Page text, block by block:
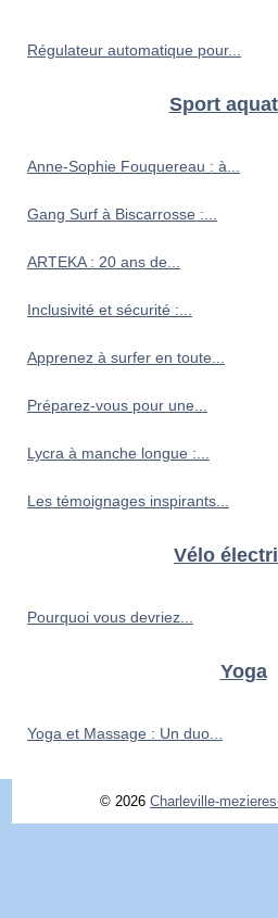
Régulateur automatique pour...
Sport
Anne-Sophie Fouquereau : à...
Gang Surf à Biscarrosse :...
ARTEKA : 20 ans de...
Inclusivité et sécurité :...
Apprenez à surfer en toute...
Préparez-vous pour une...
Lycra à manche longue :...
Les témoignages inspirants...
Vélo
Pourquoi vous devriez...
Yoga
Yoga et Massage : Un duo...
© 2026 Charleville-